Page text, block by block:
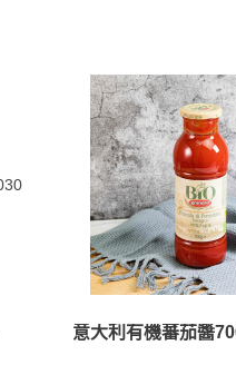
意大利有機蕃茄醬